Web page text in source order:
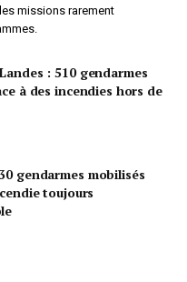
missions rarement
: 510 gendarmes
à des incendies hors de
gendarmes mobilisés
toujours